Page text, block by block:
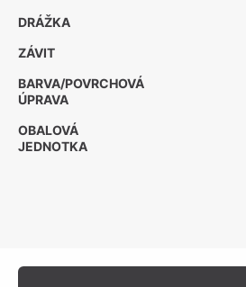
DRÁŽKA
ZÁVIT
BARVA/POVRCHOVÁ
ÚPRAVA
OBALOVÁ
JEDNOTKA